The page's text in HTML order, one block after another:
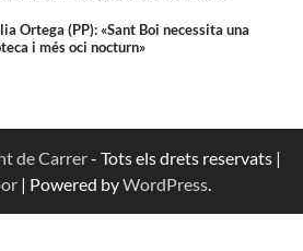
Ortega (PP): «Sant Boi necessita una
i més oci nocturn»
de Carrer- Tots els drets reservats |
| Powered byWordPress